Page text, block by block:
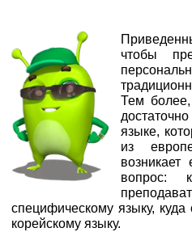
чтобы
Тем
языке,
из
вопрос:
специфическому языку,
корейскому языку.